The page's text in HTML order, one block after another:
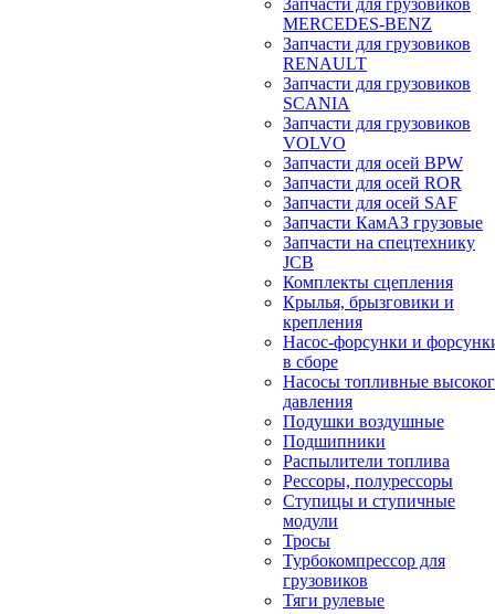
MERCEDES-BENZ
Запчасти для грузовиков
RENAULT
Запчасти для грузовиков
SCANIA
Запчасти для грузовиков
VOLVO
Запчасти для осей BPW
Запчасти для осей ROR
Запчасти для осей SAF
Запчасти КамАЗ грузовые
Запчасти на спецтехнику
JCB
Комплекты сцепления
Крылья, брызговики и
крепления
Насос-форсунки и
в сборе
Насосы топливные
давления
Подушки воздушные
Подшипники
Распылители топлива
Рессоры, полурессоры
Ступицы и ступичные
модули
Тросы
Турбокомпрессор для
грузовиков
Тяги рулевые